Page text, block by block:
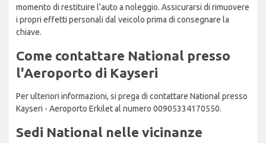
momento di restituire l'auto a noleggio. Assicurarsi di rimuovere
i propri effetti personali dal veicolo prima di consegnare la
chiave.
Come contattare National presso
l'Aeroporto di Kayseri
Per ulteriori informazioni, si prega di contattare National presso
Kayseri - Aeroporto Erkilet al numero 00905334170550.
Sedi National nelle vicinanze